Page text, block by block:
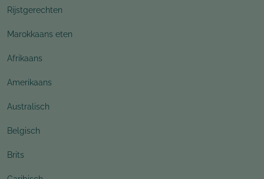
Rijstgerechten
Marokkaans eten
Afrikaans
Amerikaans
Australisch
Belgisch
Brits